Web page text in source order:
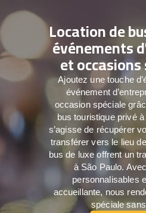
Location de
événements
et
Ajoutez une touche
événement
occasion spéciale
bus touristique privé à
s’agisse de récupérer
transférer vers le lieu
bus de luxe offrent un
à São Paulo.
personnalisables
accueillante, nous
spéciale